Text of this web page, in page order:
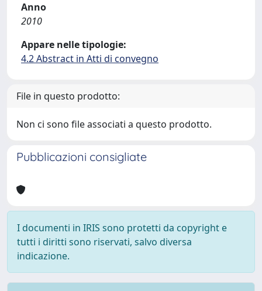
Anno
2010
Appare nelle tipologie:
4.2 Abstract in Atti di convegno
File in questo prodotto:
Non ci sono file associati a questo prodotto.
Pubblicazioni consigliate
I documenti in IRIS sono protetti da copyright e
tutti i diritti sono riservati, salvo diversa
indicazione.